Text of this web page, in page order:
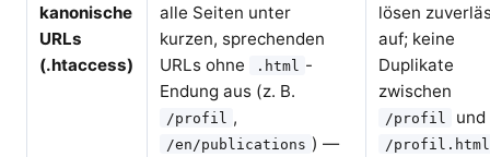
kanonische
URLs
(.htaccess)
alle Seiten unter
kurzen, sprechenden
URLs ohne
.html -
Endung aus (z. B.
/profil ,
/en/publications ) —
lösen
auf; keine
Duplikate
zwischen
/profil und
/profil.html